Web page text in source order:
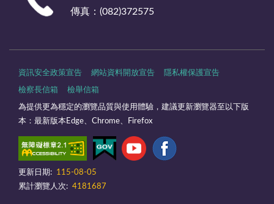
傳真：(082)372575
資訊安全政策宣告 網站資料開放宣告 隱私權保護宣告
檢察長信箱 檢舉信箱
為提供更為穩定的瀏覽品質與使用體驗，建議更新瀏覽器至以下版
本：最新版本Edge、Chrome、Firefox
更新日期:
115-08-05
累計瀏覽人次: 4181687